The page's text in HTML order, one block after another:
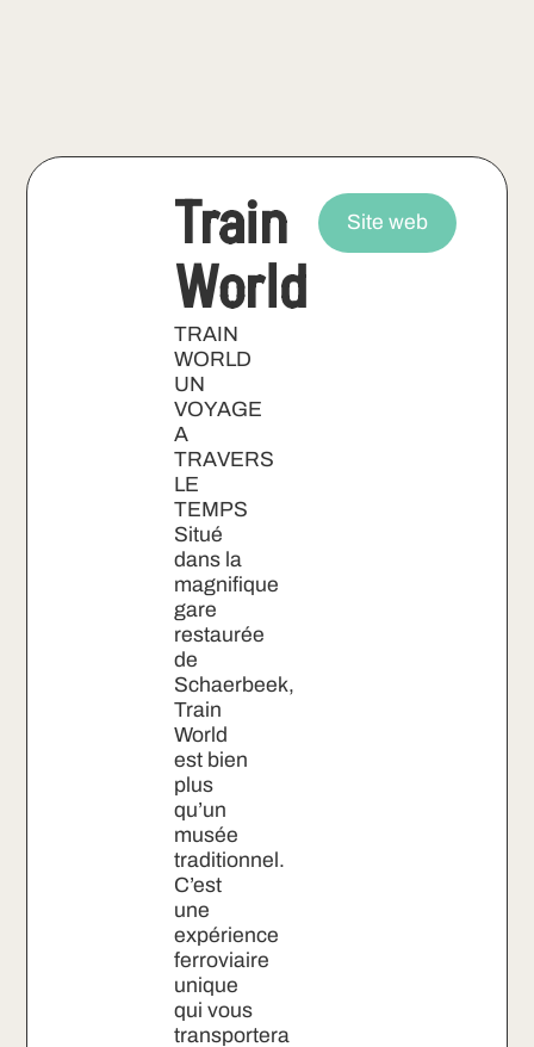
Train
World
TRAIN
WORLD
UN
VOYAGE
A
TRAVERS
LE
TEMPS
Situé
dans la
magnifique
gare
restaurée
de
Schaerbeek,
Train
World
est bien
plus
qu’un
musée
traditionnel.
C’est
une
expérience
ferroviaire
unique
qui vous
transportera
Site web